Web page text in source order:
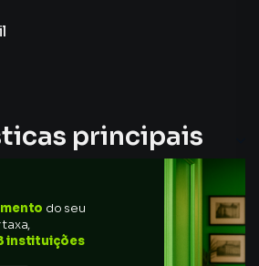
principais
do seu
instituições